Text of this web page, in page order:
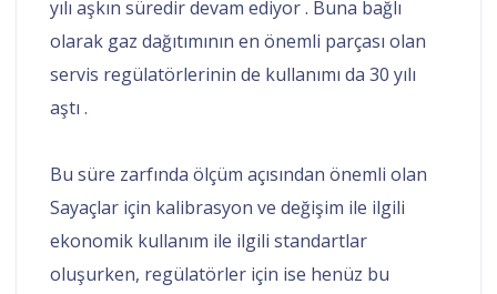
yılı aşkın süredir devam ediyor . Buna bağlı
olarak gaz dağıtımının en önemli parçası olan
servis regülatörlerinin de kullanımı da 30 yılı
aştı .
Bu süre zarfında ölçüm açısından önemli olan
Sayaçlar için kalibrasyon ve değişim ile ilgili
ekonomik kullanım ile ilgili standartlar
oluşurken, regülatörler için ise henüz bu